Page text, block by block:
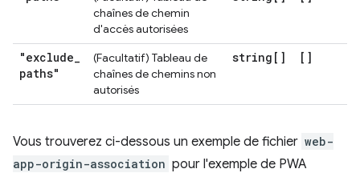
chaînes de chemin
d'accès autorisées
"exclude_
paths"
(Facultatif) Tableau de
chaînes de chemins non
autorisés
string[] []
Vous trouverez ci-dessous un exemple de fichier web-
app-origin-association pour l'exemple de PWA